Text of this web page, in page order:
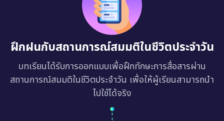
ฝึกฝนกับสถานการณ์สมมติในชีวิตประจำวัน
บทเรียนได้รับการออกแบบเพื่อฝึกทักษะการสื่อสารผ่าน
สถานการณ์สมมติในชีวิตประจำวัน เพื่อให้ผู้เรียนสามารถนำ
ไปใช้ได้จริง